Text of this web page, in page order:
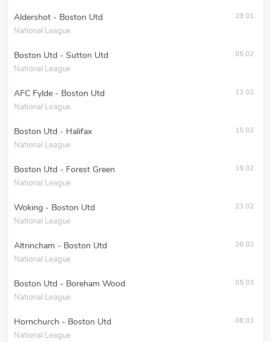
Aldershot - Boston Utd
National League
29.01
Boston Utd - Sutton Utd
National League
05.02
AFC Fylde - Boston Utd
National League
12.02
Boston Utd - Halifax
National League
15.02
Boston Utd - Forest Green
National League
19.02
Woking - Boston Utd
National League
23.02
Altrincham - Boston Utd
National League
26.02
Boston Utd - Boreham Wood
National League
05.03
Hornchurch - Boston Utd
National League
08.03